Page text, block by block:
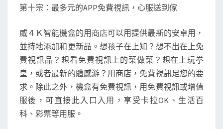
第十宗：最多元的APP免費視訊，心服送到傢
威４Ｋ智能機盒的用商店可以用提供最新的安卓用，
並持地添加和更新品。想孩子在上知？想不出在上免
費視訊品？想看免費視訊上的菜做菜？想在上玩拳
皇，或者最新的體感游？用商店，免費視訊足您的要
求。除此之外，機盒有免費視訊，用免費視訊或增值
服後，可直接此入口入用，享受卡拉OK、生活百
科、彩票等用服。